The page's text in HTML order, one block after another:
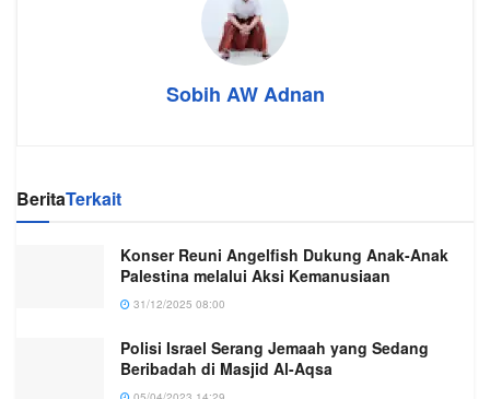
Sobih AW Adnan
BeritaTerkait
Konser Reuni Angelfish Dukung Anak-Anak
Palestina melalui Aksi Kemanusiaan
31/12/2025 08:00
Polisi Israel Serang Jemaah yang Sedang
Beribadah di Masjid Al-Aqsa